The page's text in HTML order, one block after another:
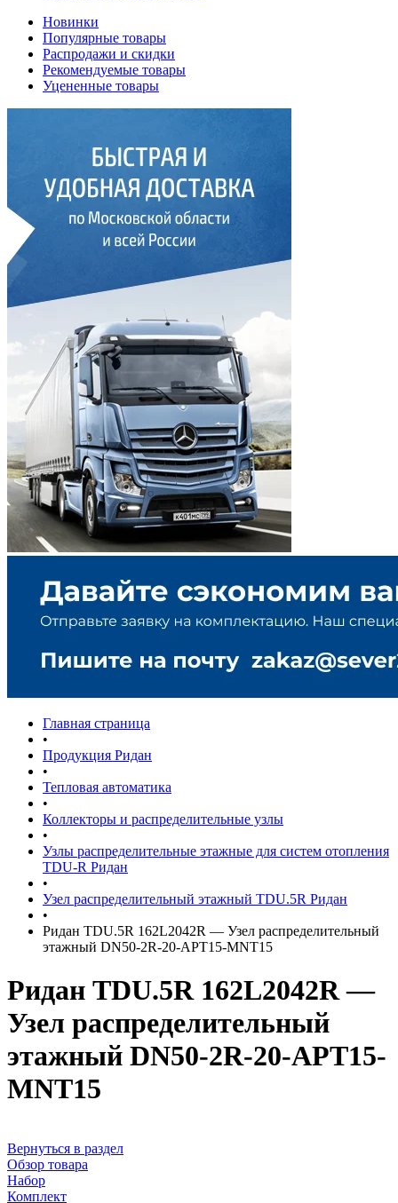
Новинки
Популярные товары
Распродажи и скидки
Рекомендуемые товары
Уцененные товары
Главная страница
•
Продукция Ридан
•
Тепловая автоматика
•
Коллекторы и распределительные узлы
•
Узлы распределительные этажные для систем отопления
TDU-R Ридан
•
Узел распределительный этажный TDU.5R Ридан
•
Ридан TDU.5R 162L2042R — Узел распределительный
этажный DN50-2R-20-APT15-MNT15
Ридан TDU.5R 162L2042R —
Узел распределительный
этажный DN50-2R-20-APT15-
MNT15
Вернуться в раздел
Обзор товара
Набор
Комплект